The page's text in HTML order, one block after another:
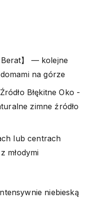
Berat】 — kolejne
na górze
Błękitne Oko -
zimne źródło
lub centrach
młodymi
niebieską